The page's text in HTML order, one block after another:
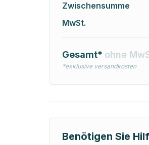
Zwischensumme
MwSt.
Gesamt* ohne
*exklusive versandkosten
Benötigen Sie